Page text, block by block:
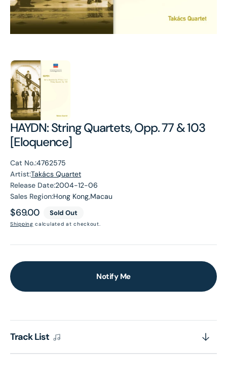
HAYDN: String Quartets, Opp. 77 & 103
[Eloquence]
Cat No.:4762575
Artist:Takács Quartet
Release Date:2004-12-06
Sales Region:Hong Kong,Macau
Regular
price
$69.00 Sold Out
Shipping calculated at checkout.
Notify Me
Track List